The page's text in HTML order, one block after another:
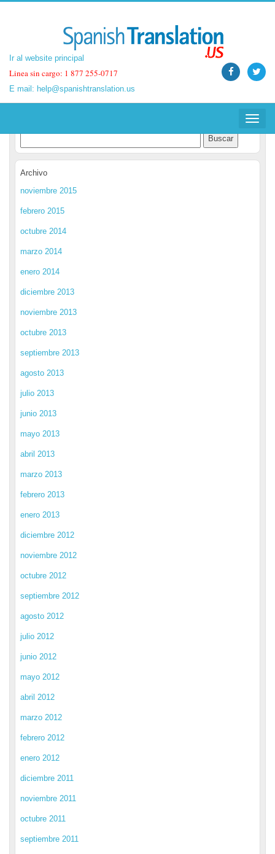
Ir al website principal
Linea sin cargo: 1 877 255-0717
E mail: help@spanishtranslation.us
Toggle
Ir al website principal
Linea sin cargo: 1 877 255-0717
E mail: help@spanishtranslation.us
Toggle
Spanish Translation Blog
Archivo
noviembre 2015
febrero 2015
octubre 2014
marzo 2014
enero 2014
diciembre 2013
noviembre 2013
octubre 2013
septiembre 2013
agosto 2013
julio 2013
junio 2013
mayo 2013
abril 2013
marzo 2013
febrero 2013
enero 2013
diciembre 2012
noviembre 2012
octubre 2012
septiembre 2012
agosto 2012
julio 2012
junio 2012
mayo 2012
abril 2012
marzo 2012
febrero 2012
enero 2012
diciembre 2011
noviembre 2011
octubre 2011
septiembre 2011